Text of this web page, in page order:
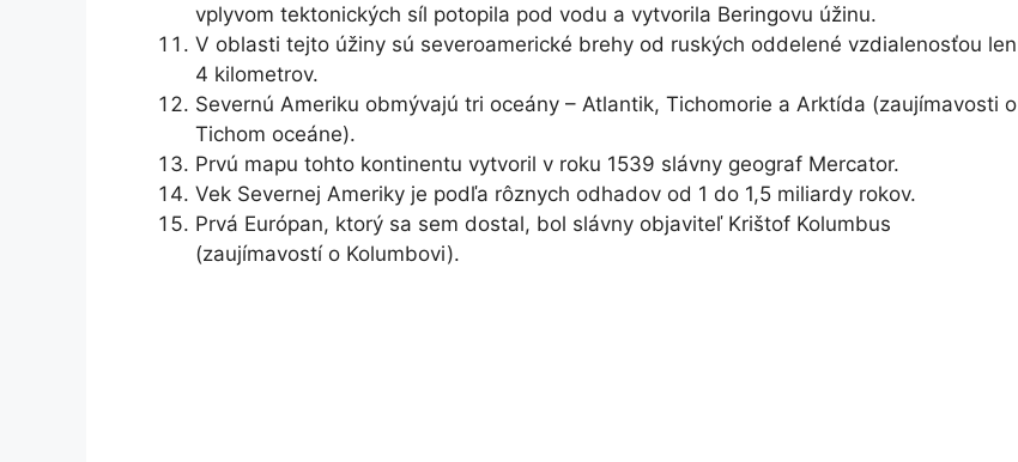
vplyvom tektonických síl potopila pod vodu a vytvorila Beringovu úžinu.
V oblasti tejto úžiny sú severoamerické brehy od ruských oddelené vzdialenosťou len
4 kilometrov.
Severnú Ameriku obmývajú tri oceány – Atlantik, Tichomorie a Arktída (zaujímavosti o
Tichom oceáne).
Prvú mapu tohto kontinentu vytvoril v roku 1539 slávny geograf Mercator.
Vek Severnej Ameriky je podľa rôznych odhadov od 1 do 1,5 miliardy rokov.
Prvá Európan, ktorý sa sem dostal, bol slávny objaviteľ Krištof Kolumbus
(zaujímavostí o Kolumbovi).